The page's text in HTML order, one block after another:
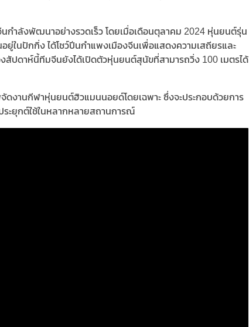
ำลังพัฒนาอย่างรวดเร็ว โดยเมื่อเดือนตุลาคม 2024 หุ่นยนต์รุ่น
ในปักกิ่ง ได้โชว์ปีนกำแพงเมืองจีนเพื่อแสดงความเสถียรและ
สัปดาห์นี้ทีมจีนยังได้เปิดตัวหุ่นยนต์สุนัขที่สามารถวิ่ง 100 เมตรได้
ดงานกีฬาหุ่นยนต์ฮิวแมนนอยด์โดยเฉพาะ ซึ่งจะประกอบด้วยการ
ะยุกต์ใช้ในหลากหลายสถานการณ์